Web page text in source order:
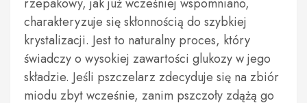
charakteryzuje się skłonnością do szybkiej
krystalizacji. Jest to naturalny proces, który
świadczy o wysokiej zawartości glukozy w jego
składzie. Jeśli pszczelarz zdecyduje się na zbiór
miodu zbyt wcześnie, zanim pszczoły zdążą go